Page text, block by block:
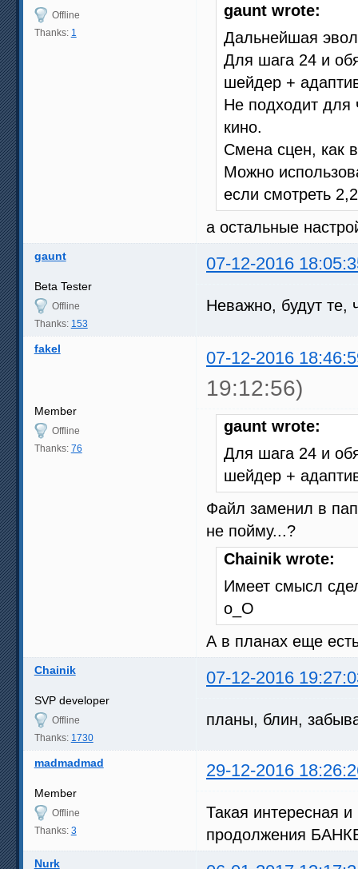
Offline
Thanks: 1
gaunt wrote:
Дальнейшая
Для шага 24 и
шейдер +
Не подходит для
кино.
Смена сцен, как
Можно
если смотреть
а остальные
gaunt 07-12-2016
Beta Tester
Offline
Thanks: 153
Неважно, будут те,
fakel 07-12-2016
19:12:56)
Member
Offline
Thanks: 76
gaunt wrote:
Для шага 24 и
шейдер +
Файл заменил в
не пойму...?
Chainik wrote:
Имеет смысл
о_О
А в планах еще
Chainik 07-12-2016
SVP developer
Offline
Thanks: 1730
планы, блин,
madmadmad 29-12-2016
Member
Offline
Thanks: 3
Такая интересная
продолжения
Nurk